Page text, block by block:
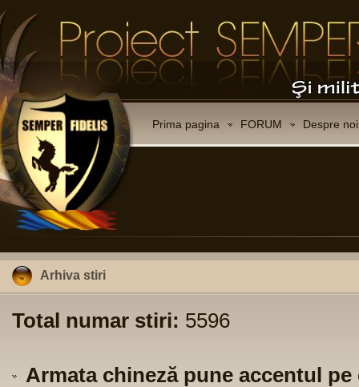
Prima pagina FORUM Despre noi
Arhiva stiri
Total numar stiri: 5596
Armata chineză pune accentul